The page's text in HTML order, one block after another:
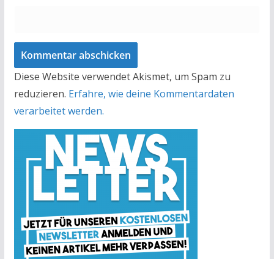
Diese Website verwendet Akismet, um Spam zu
reduzieren. Erfahre, wie deine Kommentardaten
verarbeitet werden.